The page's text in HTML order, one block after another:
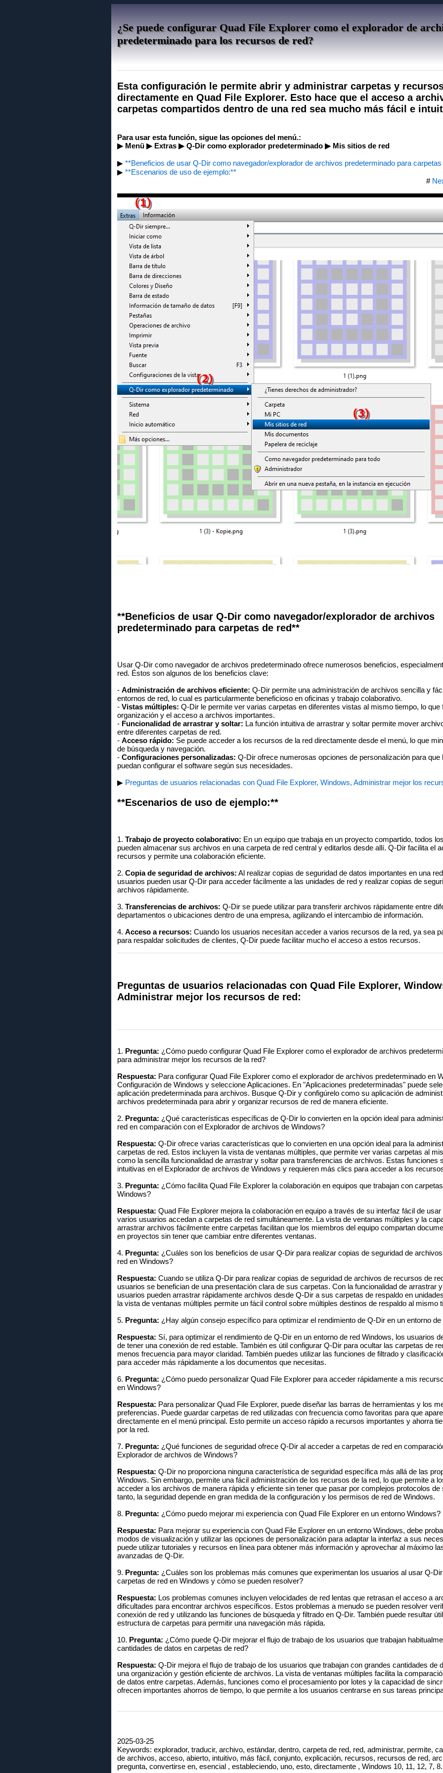
¿Se puede configurar Quad File Explorer como el explorador de
predeterminado para los recursos de red?
Esta configuración le permite abrir y administrar carpetas y
directamente en Quad File Explorer. Esto hace que el acceso a
carpetas compartidos dentro de una red sea mucho más fácil e
Para usar esta función, sigue las opciones del menú.:
▶ Menü ▶ Extras ▶ Q-Dir como explorador predeterminado ▶ Mis sitios de red
▶ **Beneficios de usar Q-Dir como navegador/explorador de archivos predeterminado para
▶ **Escenarios de uso de ejemplo:**
#
**Beneficios de usar Q-Dir como navegador/explorador de archivos
predeterminado para carpetas de red**
Usar Q-Dir como navegador de archivos predeterminado ofrece numerosos beneficios,
red. Éstos son algunos de los beneficios clave:
- Administración de archivos eficiente: Q-Dir permite una administración de archivos sencilla y
entornos de red, lo cual es particularmente beneficioso en oficinas y trabajo colaborativo.
- Vistas múltiples: Q-Dir le permite ver varias carpetas en diferentes vistas al mismo tiempo, lo que
organización y el acceso a archivos importantes.
- Funcionalidad de arrastrar y soltar: La función intuitiva de arrastrar y soltar permite mover
entre diferentes carpetas de red.
- Acceso rápido: Se puede acceder a los recursos de la red directamente desde el menú, lo que
de búsqueda y navegación.
- Configuraciones personalizadas: Q-Dir ofrece numerosas opciones de personalización para que
puedan configurar el software según sus necesidades.
▶ Preguntas de usuarios relacionadas con Quad File Explorer, Windows, Administrar mejor los
**Escenarios de uso de ejemplo:**
1. Trabajo de proyecto colaborativo: En un equipo que trabaja en un proyecto compartido, todos
pueden almacenar sus archivos en una carpeta de red central y editarlos desde allí. Q-Dir facilita el
recursos y permite una colaboración eficiente.
2. Copia de seguridad de archivos: Al realizar copias de seguridad de datos importantes en una
usuarios pueden usar Q-Dir para acceder fácilmente a las unidades de red y realizar copias de
archivos rápidamente.
3. Transferencias de archivos: Q-Dir se puede utilizar para transferir archivos rápidamente entre
departamentos o ubicaciones dentro de una empresa, agilizando el intercambio de información.
4. Acceso a recursos: Cuando los usuarios necesitan acceder a varios recursos de la red, ya sea
para respaldar solicitudes de clientes, Q-Dir puede facilitar mucho el acceso a estos recursos.
Preguntas de usuarios relacionadas con Quad File Explorer,
Administrar mejor los recursos de red:
1. Pregunta: ¿Cómo puedo configurar Quad File Explorer como el explorador de archivos
para administrar mejor los recursos de la red?
Respuesta: Para configurar Quad File Explorer como el explorador de archivos predeterminado en
Configuración de Windows y seleccione Aplicaciones. En "Aplicaciones predeterminadas" puede
aplicación predeterminada para archivos. Busque Q-Dir y configúrelo como su aplicación de
archivos predeterminada para abrir y organizar recursos de red de manera eficiente.
2. Pregunta: ¿Qué características específicas de Q-Dir lo convierten en la opción ideal para
red en comparación con el Explorador de archivos de Windows?
Respuesta: Q-Dir ofrece varias características que lo convierten en una opción ideal para la
carpetas de red. Estos incluyen la vista de ventanas múltiples, que permite ver varias carpetas al
como la sencilla funcionalidad de arrastrar y soltar para transferencias de archivos. Estas funciones
intuitivas en el Explorador de archivos de Windows y requieren más clics para acceder a los
3. Pregunta: ¿Cómo facilita Quad File Explorer la colaboración en equipos que trabajan con
Windows?
Respuesta: Quad File Explorer mejora la colaboración en equipo a través de su interfaz fácil de
varios usuarios accedan a carpetas de red simultáneamente. La vista de ventanas múltiples y la
arrastrar archivos fácilmente entre carpetas facilitan que los miembros del equipo compartan
en proyectos sin tener que cambiar entre diferentes ventanas.
4. Pregunta: ¿Cuáles son los beneficios de usar Q-Dir para realizar copias de seguridad de
red en Windows?
Respuesta: Cuando se utiliza Q-Dir para realizar copias de seguridad de archivos de recursos de
usuarios se benefician de una presentación clara de sus carpetas. Con la funcionalidad de arrastrar
usuarios pueden arrastrar rápidamente archivos desde Q-Dir a sus carpetas de respaldo en
la vista de ventanas múltiples permite un fácil control sobre múltiples destinos de respaldo al mismo
5. Pregunta: ¿Hay algún consejo específico para optimizar el rendimiento de Q-Dir en un entorno
Respuesta: Sí, para optimizar el rendimiento de Q-Dir en un entorno de red Windows, los usuarios
de tener una conexión de red estable. También es útil configurar Q-Dir para ocultar las carpetas de
menos frecuencia para mayor claridad. También puedes utilizar las funciones de filtrado y
para acceder más rápidamente a los documentos que necesitas.
6. Pregunta: ¿Cómo puedo personalizar Quad File Explorer para acceder rápidamente a mis
en Windows?
Respuesta: Para personalizar Quad File Explorer, puede diseñar las barras de herramientas y los
preferencias. Puede guardar carpetas de red utilizadas con frecuencia como favoritas para que
directamente en el menú principal. Esto permite un acceso rápido a recursos importantes y ahorra
por la red.
7. Pregunta: ¿Qué funciones de seguridad ofrece Q-Dir al acceder a carpetas de red en
Explorador de archivos de Windows?
Respuesta: Q-Dir no proporciona ninguna característica de seguridad específica más allá de las
Windows. Sin embargo, permite una fácil administración de los recursos de la red, lo que permite a
acceder a los archivos de manera rápida y eficiente sin tener que pasar por complejos protocolos de
tanto, la seguridad depende en gran medida de la configuración y los permisos de red de Windows.
8. Pregunta: ¿Cómo puedo mejorar mi experiencia con Quad File Explorer en un entorno Windows?
Respuesta: Para mejorar su experiencia con Quad File Explorer en un entorno Windows, debe
modos de visualización y utilizar las opciones de personalización para adaptar la interfaz a sus
puede utilizar tutoriales y recursos en línea para obtener más información y aprovechar al máximo
avanzadas de Q-Dir.
9. Pregunta: ¿Cuáles son los problemas más comunes que experimentan los usuarios al usar Q-
carpetas de red en Windows y cómo se pueden resolver?
Respuesta: Los problemas comunes incluyen velocidades de red lentas que retrasan el acceso a
dificultades para encontrar archivos específicos. Estos problemas a menudo se pueden resolver
conexión de red y utilizando las funciones de búsqueda y filtrado en Q-Dir. También puede resultar
estructura de carpetas para permitir una navegación más rápida.
10. Pregunta: ¿Cómo puede Q-Dir mejorar el flujo de trabajo de los usuarios que trabajan
cantidades de datos en carpetas de red?
Respuesta: Q-Dir mejora el flujo de trabajo de los usuarios que trabajan con grandes cantidades de
una organización y gestión eficiente de archivos. La vista de ventanas múltiples facilita la
de datos entre carpetas. Además, funciones como el procesamiento por lotes y la capacidad de
ofrecen importantes ahorros de tiempo, lo que permite a los usuarios centrarse en sus tareas
2025-03-25
Keywords: explorador, traducir, archivo, estándar, dentro, carpeta de red, red, administrar, permite,
de archivos, acceso, abierto, intuitivo, más fácil, conjunto, explicación, recursos, recursos de red,
pregunta, convertirse en, esencial , estableciendo, uno, esto, directamente , Windows 10, 11, 12, 7,